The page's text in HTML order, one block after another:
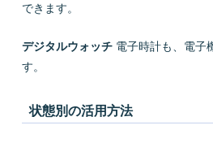
できます。
デジタルウォッチ電子時計も、電子
す。
状態別の活用方法